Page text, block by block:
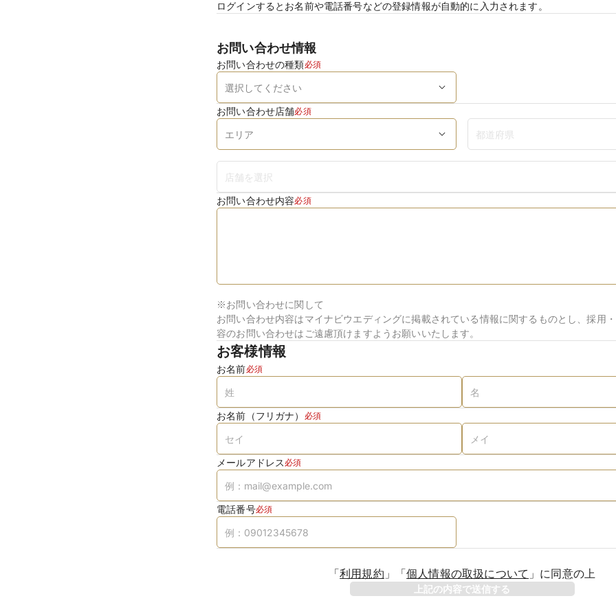
ログインするとお名前や電話番号などの登録情報が自動的に入力されます。
お問い合わせ情報
お問い合わせの種類必須
お問い合わせ店舗必須
お問い合わせ内容必須
※お問い合わせに関して
お問い合わせ内容はマイナビウエディングに掲載されている情報に関するものとし、採用
容のお問い合わせはご遠慮頂けますようお願いいたします。
お客様情報
お名前必須
お名前（フリガナ） 必須
メールアドレス 必須
電話番号必須
「利用規約 」 「個人情報の取扱について 」 に同意の上
上記の内容で送信する